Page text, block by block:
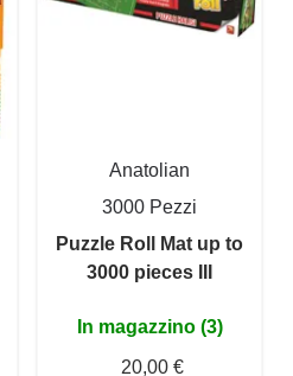
Anatolian
3000 Pezzi
Puzzle Roll Mat up to
3000 pieces III
In magazzino (3)
20,00 €